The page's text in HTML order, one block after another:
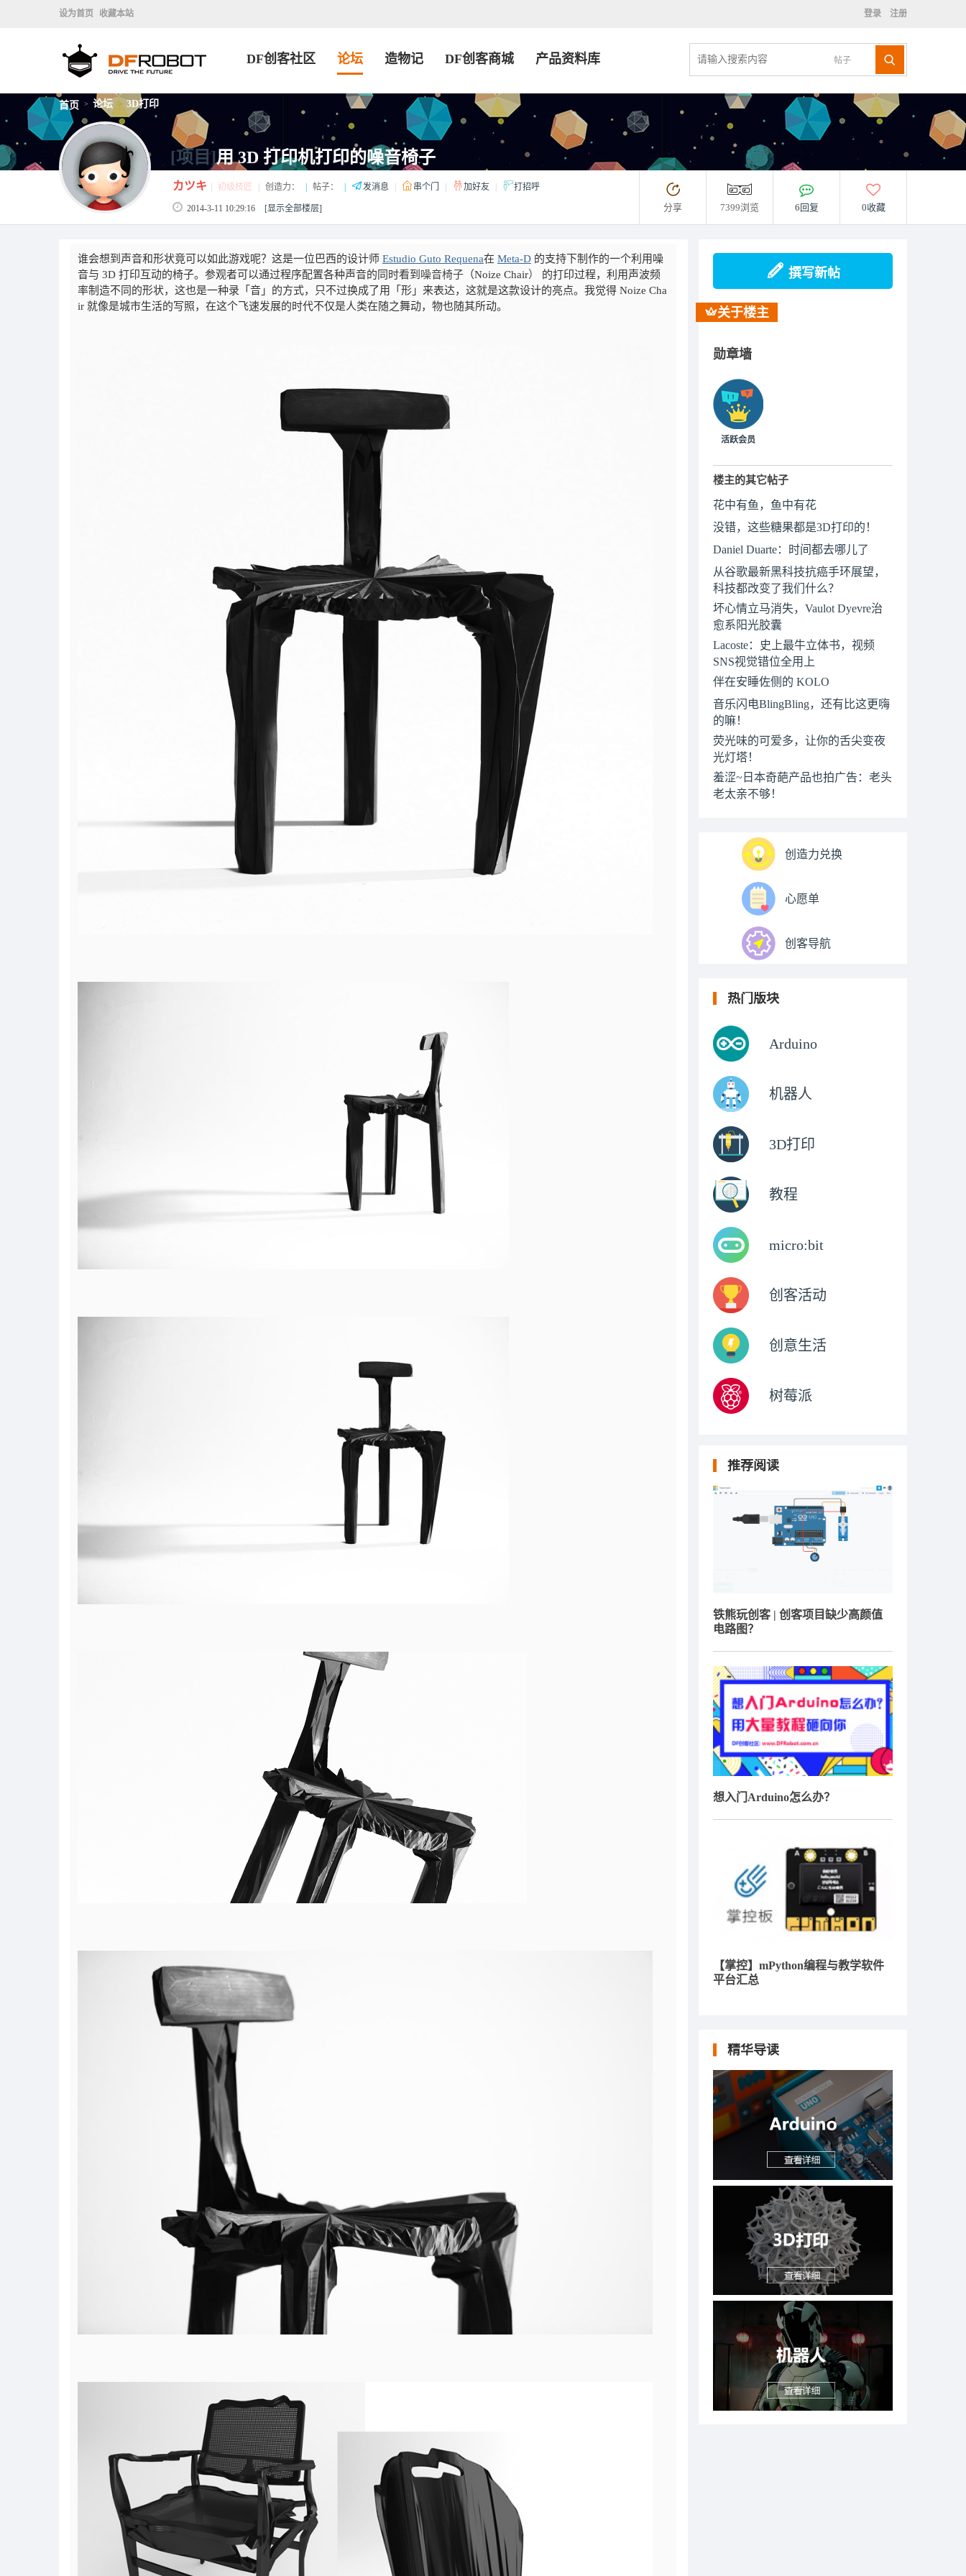
设为首页 收藏本站 登录 注册
帖子
DF创客社区 论坛 造物记 DF创客商城 产品资料库
首页 > 论坛 > 3D打印
[项目]用 3D 打印机打印的噪音椅子
カツキ 初级技匠 创造力： 帖子： 发消息 串个门 加好友 打招呼
2014-3-11 10:29:16 [显示全部楼层] 分享 7399浏览 6回复 0收藏
谁会想到声音和形状竟可以如此游戏呢？这是一位巴西的设计师 Estudio Guto Requena在 Meta-D 的支持下制作的一个利用噪
音与 3D 打印互动的椅子。参观者可以通过程序配置各种声音的同时看到 噪音椅子 （Noize Chair）
的打印过程，利用声波频
率制造不同的形状，这也是一种录「音」的方式，只不过换成了用「形」来表达，这就是这款设计的亮点。我觉得 Noize Cha
ir 就像是城市生活的写照，在这个飞速发展的时代不仅是人类在随之舞动，物也随其所动。
撰写新帖
关于楼主
勋章墙
活跃会员
楼主的其它帖子
花中有鱼，鱼中有花
没错，这些糖果都是3D打印的！
Daniel Duarte：时间都去哪儿了
从谷歌最新黑科技抗癌手环展望，
科技都改变了我们什么？
坏心情立马消失，Vaulot Dyevre治
愈系阳光胶囊
Lacoste：史上最牛立体书，视频
SNS视觉错位全用上
伴在安睡佐侧的 KOLO
音乐闪电BlingBling，还有比这更嗨
的嘛！
荧光味的可爱多，让你的舌尖变夜
光灯塔！
羞涩~日本奇葩产品也拍广告：老头
老太亲不够！
创造力兑换
心愿单
创客导航
热门版块
Arduino
机器人
3D打印
教程
micro:bit
创客活动
创意生活
树莓派
推荐阅读
铁熊玩创客 | 创客项目缺少高颜值
电路图？
想入门Arduino怎么办？
【掌控】mPython编程与教学软件
平台汇总
精华导读